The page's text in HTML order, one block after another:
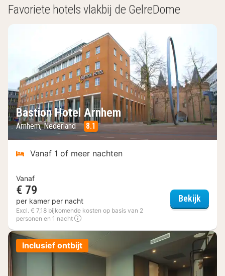
Favoriete hotels vlakbij de GelreDome
Bastion Hotel Arnhem
Arnhem, Nederland 8.1
Vanaf 1 of meer nachten
Vanaf
€ 79
per kamer per nacht
Excl. € 7,18 bijkomende kosten op basis van 2
personen en 1 nacht
Bekijk
Inclusief ontbijt